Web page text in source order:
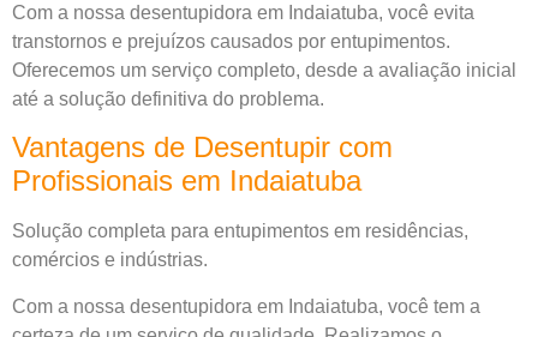
Com a nossa desentupidora em Indaiatuba, você evita
transtornos e prejuízos causados por entupimentos.
Oferecemos um serviço completo, desde a avaliação inicial
até a solução definitiva do problema.
Vantagens de Desentupir com
Profissionais em Indaiatuba
Solução completa para entupimentos em residências,
comércios e indústrias.
Com a nossa desentupidora em Indaiatuba, você tem a